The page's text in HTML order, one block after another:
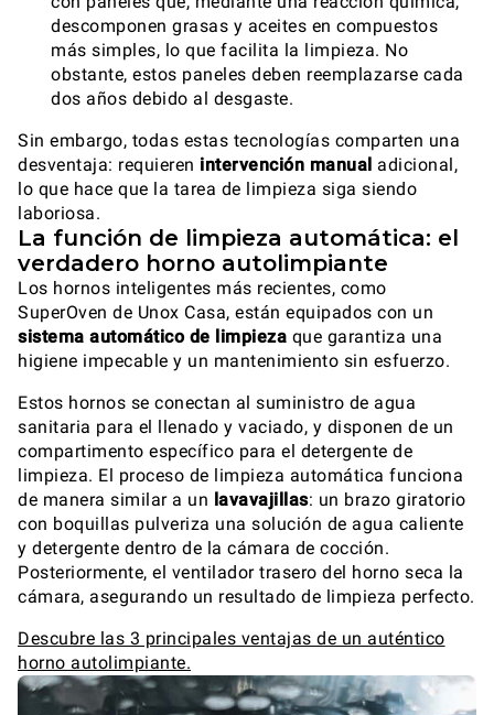
descomponen grasas y aceites en compuestos
más simples, lo que facilita la limpieza. No
obstante, estos paneles deben reemplazarse cada
dos años debido al desgaste.
Sin embargo, todas estas tecnologías comparten una
desventaja: requieren intervención manual adicional,
lo que hace que la tarea de limpieza siga siendo
laboriosa.
La función de limpieza automática: el
verdadero horno autolimpiante
Los hornos inteligentes más recientes, como
SuperOven de Unox Casa, están equipados con un
sistema automático de limpieza que garantiza una
higiene impecable y un mantenimiento sin esfuerzo.
Estos hornos se conectan al suministro de agua
sanitaria para el llenado y vaciado, y disponen de un
compartimento específico para el detergente de
limpieza. El proceso de limpieza automática funciona
de manera similar a un lavavajillas: un brazo giratorio
con boquillas pulveriza una solución de agua caliente
y detergente dentro de la cámara de cocción.
Posteriormente, el ventilador trasero del horno seca la
cámara, asegurando un resultado de limpieza perfecto.
Descubre las 3 principales ventajas de un auténtico
horno autolimpiante.